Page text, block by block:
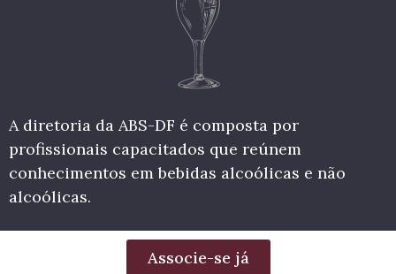
A diretoria da ABS-DF é composta por
profissionais capacitados que reúnem
conhecimentos em bebidas alcoólicas e não
alcoólicas.
Associe-se já